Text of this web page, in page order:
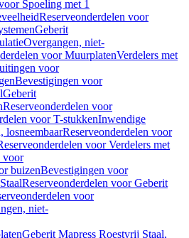
Spoeling met 1
Reserveonderdelen voor
Geberit
Overgangen, niet-
voor MuurplatenVerdelers met
voor
Bevestigingen voor
Geberit
Reserveonderdelen voor
voor T-stukkenInwendige
losneembaarReserveonderdelen voor
voor Verdelers met
voor
buizenBevestigingen voor
Reserveonderdelen voor Geberit
voor
niet-
Geberit Mapress Roestvrij Staal,